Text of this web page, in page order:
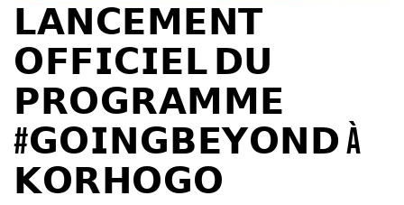
𝗟𝗔𝗡𝗖𝗘𝗠𝗘𝗡𝗧
𝗢𝗙𝗙𝗜𝗖𝗜𝗘𝗟 𝗗𝗨
𝗣𝗥𝗢𝗚𝗥𝗔𝗠𝗠𝗘
#𝗚𝗢𝗜𝗡𝗚𝗕𝗘𝗬𝗢𝗡𝗗 À
𝗞𝗢𝗥𝗛𝗢𝗚𝗢